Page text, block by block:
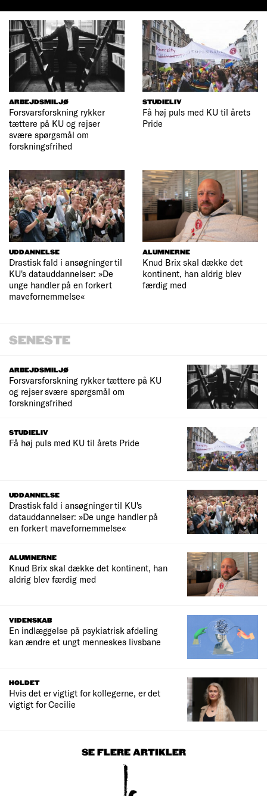
ARBEJDSMILJØ
Forsvarsforskning rykker
tættere på KU og rejser
svære spørgsmål om
forskningsfrihed
STUDIELIV
Få høj puls med KU til årets
Pride
UDDANNELSE
Drastisk fald i ansøgninger til
KU's datauddannelser: »De
unge handler på en forkert
mavefornemmelse«
ALUMNERNE
Knud Brix skal dække det
kontinent, han aldrig blev
færdig med
SENESTE
ARBEJDSMILJØ
Forsvarsforskning rykker tættere på KU
og rejser svære spørgsmål om
forskningsfrihed
STUDIELIV
Få høj puls med KU til årets Pride
UDDANNELSE
Drastisk fald i ansøgninger til KU's
datauddannelser: »De unge handler på
en forkert mavefornemmelse«
ALUMNERNE
Knud Brix skal dække det kontinent, han
aldrig blev færdig med
VIDENSKAB
En indlæggelse på psykiatrisk afdeling
kan ændre et ungt menneskes livsbane
HOLDET
Hvis det er vigtigt for kollegerne, er det
vigtigt for Cecilie
SE FLERE ARTIKLER